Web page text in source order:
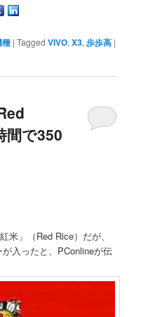
種 |Tagged VIVO,X3,歩歩高 |
間で350
米」（Red Rice）だが、
入ったと、PConlineが伝